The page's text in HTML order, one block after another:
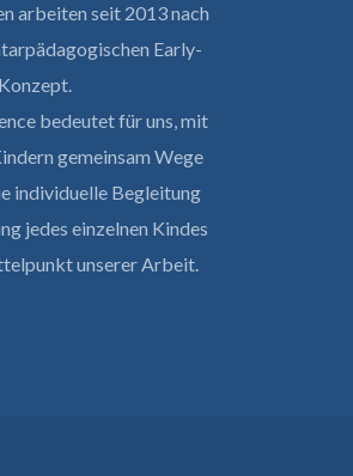
arbeiten seit 2013 nach
Early-
bedeutet für uns, mit
gemeinsam Wege
individuelle Begleitung
jedes einzelnen Kindes
unserer Arbeit.